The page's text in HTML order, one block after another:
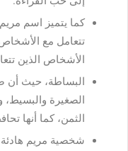
كما يتميز اسم
تتعامل مع
الأشخاص الذين
البساطة، حيث أن
الصغيرة والبسيط،
الثمن، كما أنها
شخصية مريم هادئة